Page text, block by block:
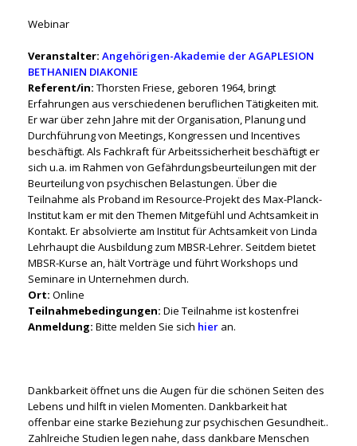
Veranstalter: Angehörigen-Akademie der AGAPLESION
BETHANIEN DIAKONIE
Referent/in: Thorsten Friese, geboren 1964, bringt
Erfahrungen aus verschiedenen beruflichen Tätigkeiten mit.
Er war über zehn Jahre mit der Organisation, Planung und
Durchführung von Meetings, Kongressen und Incentives
beschäftigt. Als Fachkraft für Arbeitssicherheit beschäftigt er
sich u.a. im Rahmen von Gefährdungsbeurteilungen mit der
Beurteilung von psychischen Belastungen. Über die
Teilnahme als Proband im Resource-Projekt des Max-Planck-
Institut kam er mit den Themen Mitgefühl und Achtsamkeit in
Kontakt. Er absolvierte am Institut für Achtsamkeit von Linda
Lehrhaupt die Ausbildung zum MBSR-Lehrer. Seitdem bietet
MBSR-Kurse an, hält Vorträge und führt Workshops und
Seminare in Unternehmen durch.
Ort: Online
Teilnahmebedingungen: Die Teilnahme ist kostenfrei
Anmeldung: Bitte melden Sie sich hier an.
Dankbarkeit öffnet uns die Augen für die schönen Seiten des
Lebens und hilft in vielen Momenten. Dankbarkeit hat
offenbar eine starke Beziehung zur psychischen Gesundheit..
Zahlreiche Studien legen nahe, dass dankbare Menschen
Webinar